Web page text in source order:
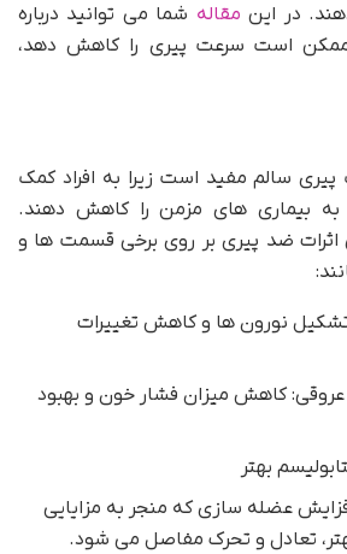
در این مقاله شما می توانید درباره
است سرعت پیری را کاهش دهد،
سالم مفید است زیرا به افراد کمک
به بیماری های مزمن را کاهش دهند.
ضد پیری بر روی برخی قسمت ها و
نورون ها و کاهش تغییرات
کاهش میزان فشار خون و بهبود
بهتر
عضله سازی که منجر به مزایایی
تعادل و تحرک مفاصل می شود.